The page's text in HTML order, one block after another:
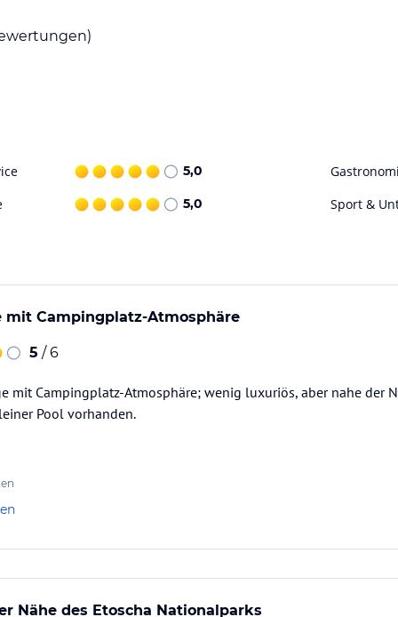
5,0
5,0 Sport &
mit Campingplatz-Atmosphäre
5 / 6
mit Campingplatz-Atmosphäre; wenig luxuriös, aber nahe der
Pool vorhanden.
Nähe des Etoscha Nationalparks